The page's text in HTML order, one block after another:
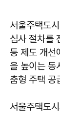
서울주택도
심사 절차를
등 제도 개선
을 높이는 동
춤형 주택 공
서울주택도